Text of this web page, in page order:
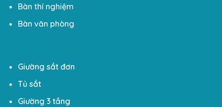
Bàn thí nghiệm
Bàn văn phòng
Giường sắt đơn
Tủ sắt
Giường 3 tầng